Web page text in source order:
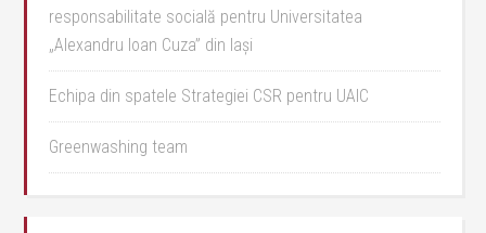
responsabilitate socială pentru Universitatea
„Alexandru Ioan Cuza” din Iași
Echipa din spatele Strategiei CSR pentru UAIC
Greenwashing team